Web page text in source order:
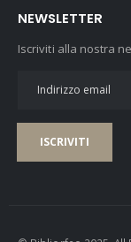
NEWSLETTER
Iscriviti alla nostra
ISCRIVITI